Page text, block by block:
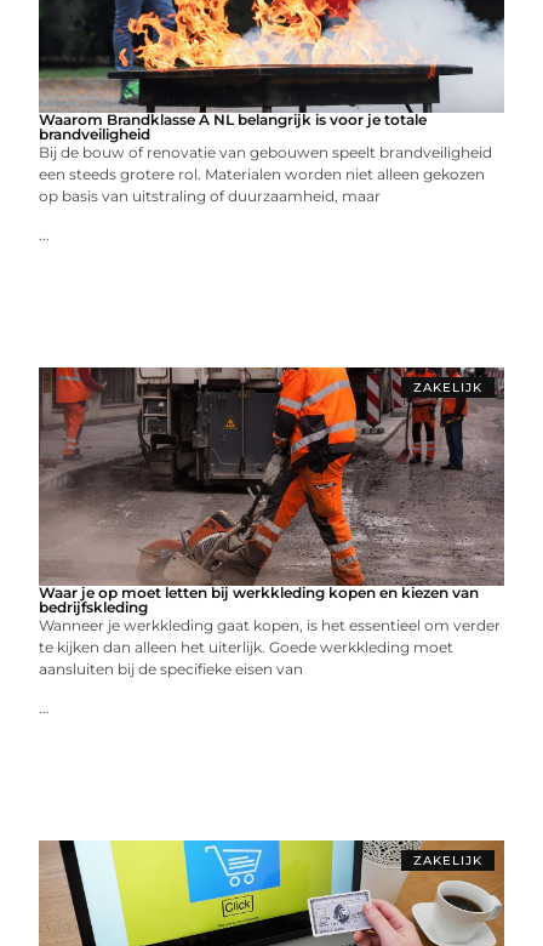
Waarom Brandklasse A NL belangrijk is voor je totale
brandveiligheid
Bij de bouw of renovatie van gebouwen speelt brandveiligheid
een steeds grotere rol. Materialen worden niet alleen gekozen
op basis van uitstraling of duurzaamheid, maar
...
ZAKELIJK
Waar je op moet letten bij werkkleding kopen en kiezen van
bedrijfskleding
Wanneer je werkkleding gaat kopen, is het essentieel om verder
te kijken dan alleen het uiterlijk. Goede werkkleding moet
aansluiten bij de specifieke eisen van
...
ZAKELIJK